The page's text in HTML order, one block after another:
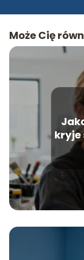
Może Cię
kryje